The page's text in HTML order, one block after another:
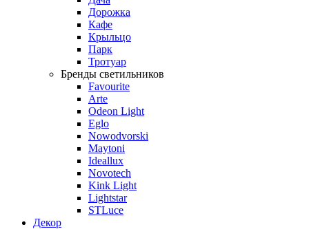
Дорожка
Кафе
Крыльцо
Парк
Тротуар
Бренды светильников
Favourite
Arte
Odeon Light
Eglo
Nowodvorski
Maytoni
Ideallux
Novotech
Kink Light
Lightstar
STLuce
Декор